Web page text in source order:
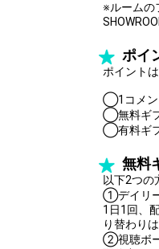
※ルームの
ポイ
ポイント
◯1コメン
◯無料ギ
◯有料ギフ
無料
以下2つの
①デイリ
1日1回、
り替わり
②視聴ボ